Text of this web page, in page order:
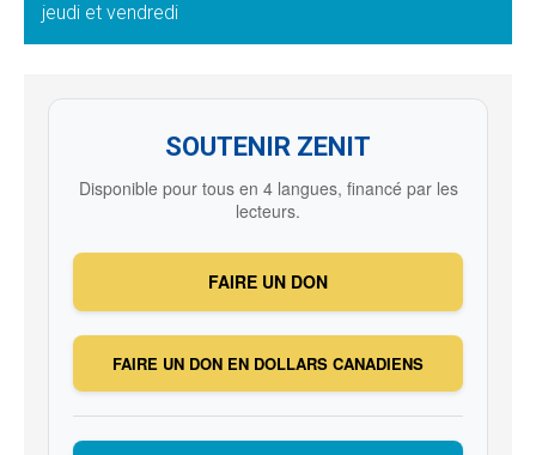
jeudi et vendredi
SOUTENIR ZENIT
Disponible pour tous en 4 langues, financé par les
lecteurs.
FAIRE UN DON
FAIRE UN DON EN DOLLARS CANADIENS